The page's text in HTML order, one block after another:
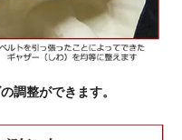
調整ができます。